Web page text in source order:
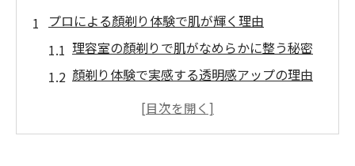
プロによる顏剃り体験で肌が輝く理由
理容室の顏剃りで肌がなめらかに整う秘密
顏剃り体験で実感する透明感アップの理由
プロの技による顏剃りで清潔感が長持ちす